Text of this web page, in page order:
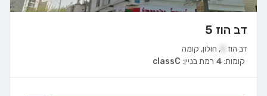
דב הוז 5
דב הוז , חולון, קומה
רמת בניין: classC קומות:4